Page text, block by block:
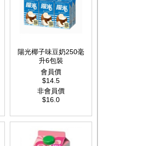
陽光椰子味豆奶250毫
升6包裝
會員價
$14.5
非會員價
$16.0